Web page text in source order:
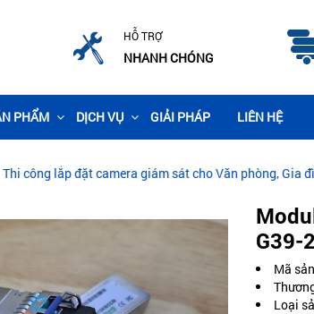
HỖ TRỢ
NHANH CHÓNG
PHẨM DỊCH VỤ GIẢI PHÁP LIÊN HỆ
camera giám sát cho Văn phòng, Gia đình|CÁP
G39-
Mã
Loại